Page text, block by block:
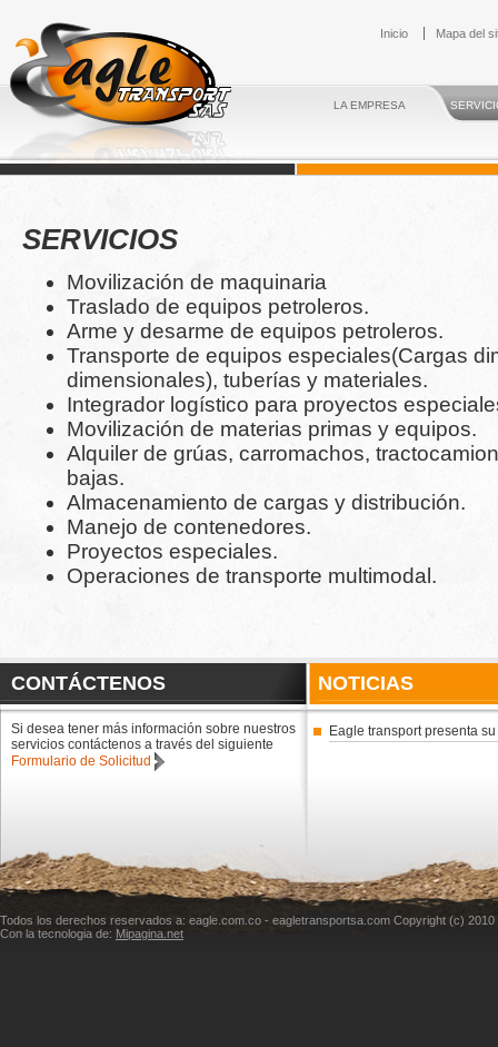
Inicio Mapa del
LA EMPRESA
SERVICIOS
Movilización de maquinaria
Traslado de equipos petroleros.
Arme y desarme de equipos petroleros.
Transporte de equipos especiales(Cargas
dimensionales), tuberías y materiales.
Integrador logístico para proyectos
Movilización de materias primas y equipos.
Alquiler de grúas, carromachos,
bajas.
Almacenamiento de cargas y distribución.
Manejo de contenedores.
Proyectos especiales.
Operaciones de transporte multimodal.
CONTÁCTENOS
Si desea tener más información sobre nuestros
servicios contáctenos a través del siguiente
Formulario de Solicitud
NOTICIAS
Eagle transport presenta
Todos los derechos reservados a: eagle.com.co - eagletransportsa.com Copyright (c) 2010
Con la tecnologia de: Mipagina.net